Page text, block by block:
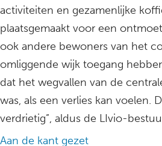
activiteiten en gezamenlijke
plaatsgemaakt voor een
ook andere bewoners van het
omliggende wijk toegang
dat het wegvallen van de
was, als een verlies kan voelen.
verdrietig”, aldus de LIvio-
Aan de kant gezet